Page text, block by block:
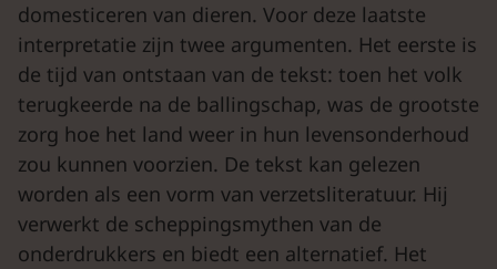
domesticeren van dieren. Voor deze laatste
interpretatie zijn twee argumenten. Het eerste is
de tijd van ontstaan van de tekst: toen het volk
terugkeerde na de ballingschap, was de grootste
zorg hoe het land weer in hun levensonderhoud
zou kunnen voorzien. De tekst kan gelezen
worden als een vorm van verzetsliteratuur. Hij
verwerkt de scheppingsmythen van de
onderdrukkers en biedt een alternatief. Het